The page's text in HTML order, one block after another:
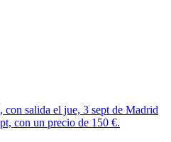
con salida el jue, 3 sept de Madrid
con un precio de 150 €.